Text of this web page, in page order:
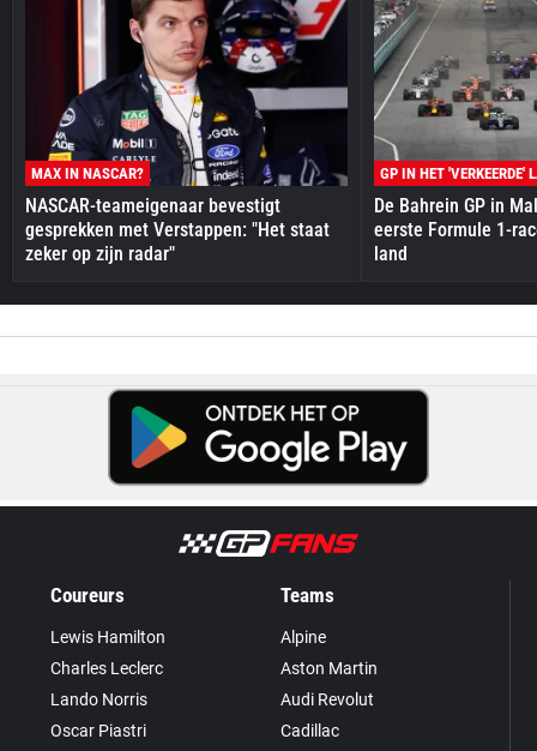
MAX IN NASCAR?
NASCAR-teameigenaar bevestigt
gesprekken met Verstappen: "Het staat
zeker op zijn radar"
GP IN HET 'VERKEERDE'
De Bahrein GP in
eerste Formule 1-
land
Coureurs
Lewis Hamilton
Charles Leclerc
Lando Norris
Oscar Piastri
Teams
Alpine
Aston Martin
Audi Revolut
Cadillac